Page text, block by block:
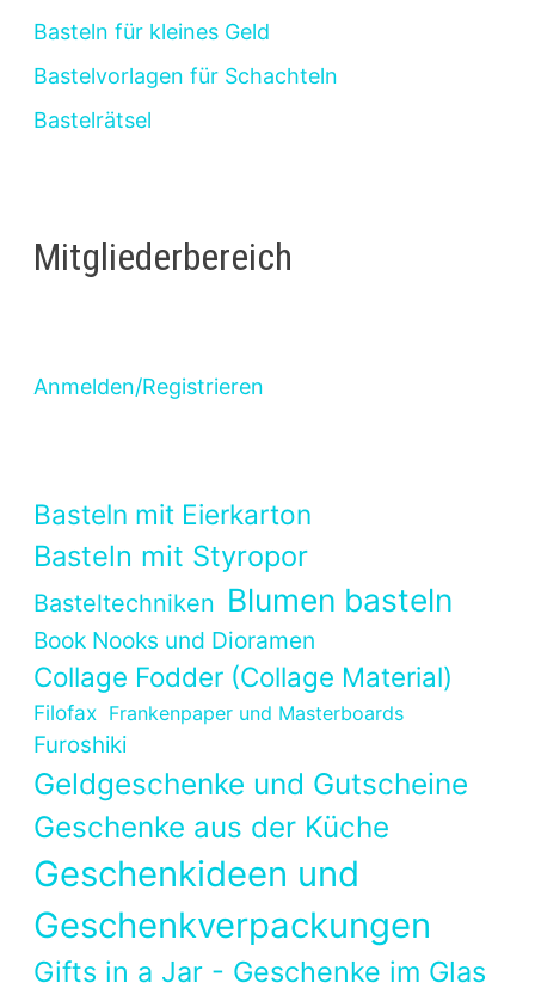
Basteln für kleines Geld
Bastelvorlagen für Schachteln
Bastelrätsel
Mitgliederbereich
Anmelden/Registrieren
Basteln mit Eierkarton
Basteln mit Styropor
Basteltechniken Blumen basteln
Book Nooks und Dioramen
Collage Fodder (Collage Material)
Filofax Frankenpaper und Masterboards
Furoshiki
Geldgeschenke und Gutscheine
Geschenke aus der Küche
Geschenkideen und
Geschenkverpackungen
Gifts in a Jar - Geschenke im Glas